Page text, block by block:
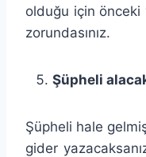
olduğu için önceki
zorundasınız.
Şüpheli
Şüpheli hale gelmiş
gider